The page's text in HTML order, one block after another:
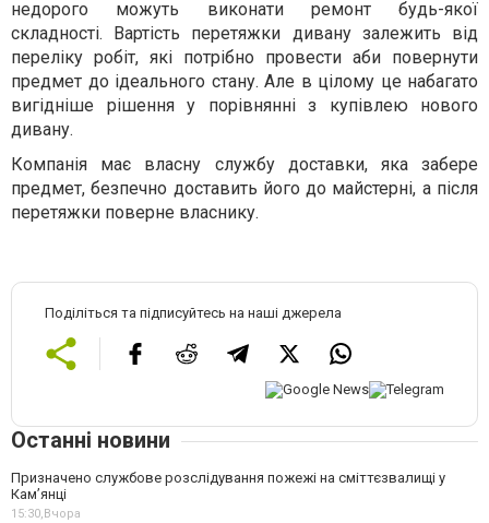
недорого можуть виконати ремонт будь-якої
складності. Вартість перетяжки дивану залежить від
переліку робіт, які потрібно провести аби повернути
предмет до ідеального стану. Але в цілому це набагато
вигідніше рішення у порівнянні з купівлею нового
дивану.
Компанія має власну службу доставки, яка забере
предмет, безпечно доставить його до майстерні, а після
перетяжки поверне власнику.
Поділіться та підписуйтесь на наші джерела
Останні новини
Призначено службове розслідування пожежі на сміттєзвалищі у
Кам’янці
15:30, Вчора